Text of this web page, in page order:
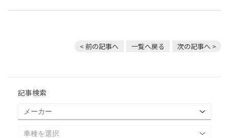
< 前の記事へ 一覧へ戻る 次の記事へ >
記事検索